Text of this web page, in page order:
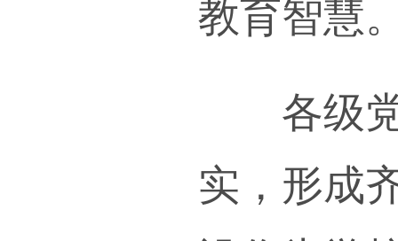
五、
（十